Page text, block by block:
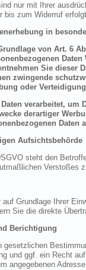
nur mit Ihrer
zum Widerruf
in
von Art. 6
Sie dieser
zwingende
oder
verarbeitet,
derartiger
Daten
Aufsichtsbehörde
steht den
Verstoßes
Grundlage Ihrer
Sie die direkte
Berichtigung
gesetzlichen
und ggf. ein Recht
angegebenen